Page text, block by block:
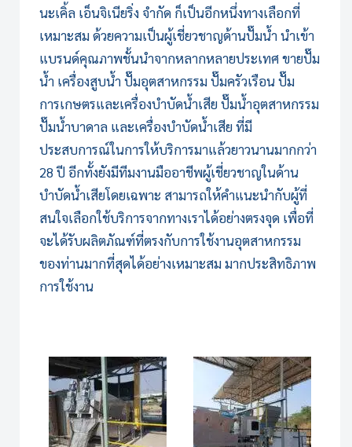
นะเคิ้ล เอ็นจิเนียริ่ง จำกัด ก็เป็นอีกหนึ่งทางเลือกที่
เหมาะสม ด้วยความเป็นผู้เชี่ยวชาญด้านปั๊มน้ำ นำเข้า
แบรนด์คุณภาพชั้นนำจากหลากหลายประเทศ ขายปั๊ม
น้ำ เครื่องสูบน้ำ ปั๊มอุตสาหกรรม ปั๊มครัวเรือน ปั๊ม
การเกษตรและเครื่องบำบัดน้ำเสีย ปั๊มน้ำอุตสาหกรรม
ปั๊มน้ำบาดาล และเครื่องบำบัดน้ำเสีย ที่มี
ประสบการณ์ในการให้บริการมาแล้วยาวนานมากกว่า
28 ปี อีกทั้งยังมีทีมงานมืออาชีพผู้เชี่ยวชาญในด้าน
บำบัดน้ำเสียโดยเฉพาะ สามารถให้คำแนะนำกับผู้ที่
สนใจเลือกใช้บริการจากทางเราได้อย่างตรงจุด เพื่อที่
จะได้รับผลิตภัณฑ์ที่ตรงกับการใช้งานอุตสาหกรรม
ของท่านมากที่สุดได้อย่างเหมาะสม มากประสิทธิภาพ
การใช้งาน